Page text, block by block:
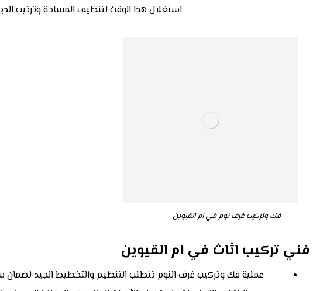
استغلال هذا الوقت لتنظيف المساحة وترتيب
فك وتركيب غرف نوم في ام القيوين
فني تركيب اثاث في ام القيوين
عملية فك وتركيب غرف النوم تتطلب التنظيم والتخطيط الجيد لضمان